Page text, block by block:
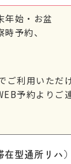
年始・お盆
予約、
ご利用いただ
予約よりご
在型通所リハ